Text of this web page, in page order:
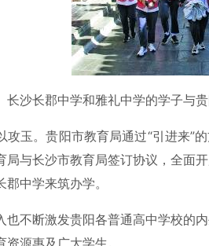
长沙长郡中学和雅礼中学的学子与
攻玉。贵阳市教育局通过“引进来”
局与长沙市教育局签订协议，全面
中学来筑办学。
也不断激发贵阳各普通高中学校的
源惠及广大学生。